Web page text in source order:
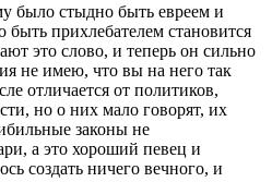
было стыдно быть евреем и
быть прихлебателем становится
это слово, и теперь он сильно
не имею, что вы на него так
отличается от политиков,
но о них мало говорят, их
законы не
а это хороший певец и
создать ничего вечного, и